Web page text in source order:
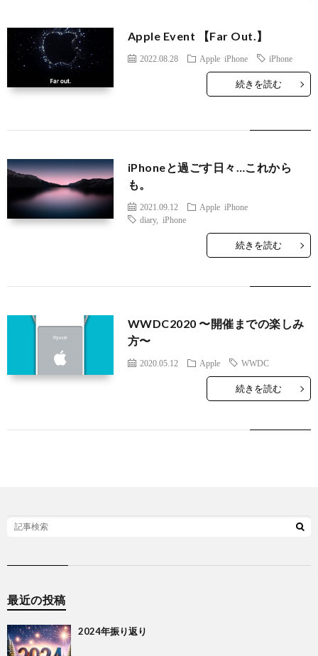
Apple Event 【Far Out.】
2022.08.28 Apple iPhone iPhone
続きを読む
iPhoneと過ごす日々…これから
も。
2021.09.12 Apple iPhone
diary, iPhone
続きを読む
WWDC2020 〜開催までの楽しみ
方〜
2020.05.12 Apple WWDC
続きを読む
最近の投稿
2024年振り返り